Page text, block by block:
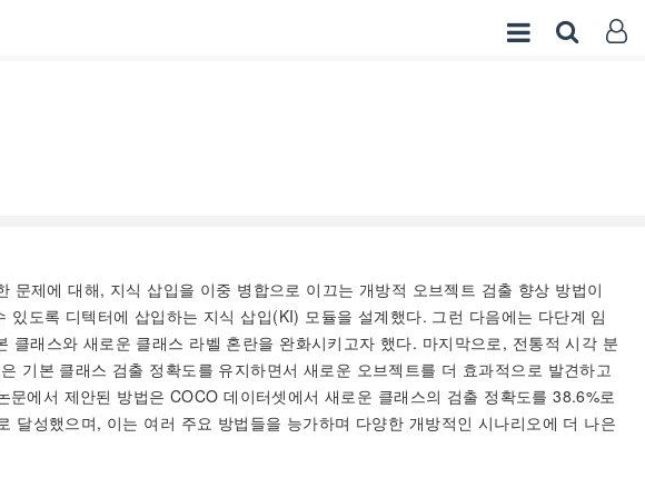
제에 대해, 지식 삽입을 이중 병합으로 이끄는 개방적 오브젝트 검출 향상 방법이
도록 디텍터에 삽입하는 지식 삽입(KI) 모듈을 설계했다. 그런 다음에는 다단계 임
래스와 새로운 클래스 라벨 혼란을 완화시키고자 했다. 마지막으로, 전통적 시각 분
기본 클래스 검출 정확도를 유지하면서 새로운 오브젝트를 더 효과적으로 발견하고
에서 제안된 방법은 COCO 데이터셋에서 새로운 클래스의 검출 정확도를 38.6%로
성했으며, 이는 여러 주요 방법들을 능가하며 다양한 개방적인 시나리오에 더 나은